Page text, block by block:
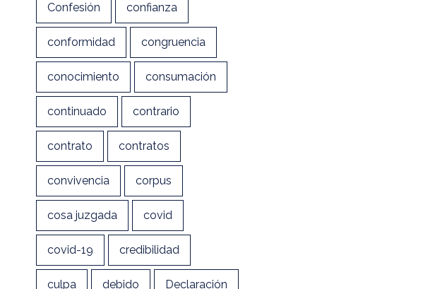
Confesión confianza
conformidad congruencia
conocimiento consumación
continuado contrario
contrato contratos
convivencia corpus
cosa juzgada covid
covid-19 credibilidad
culpa debido Declaración